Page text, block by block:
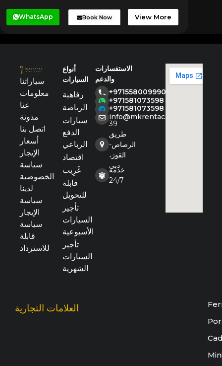
WhatsApp Book Now View More
سياراتنا
معلومات
عنا
مدونة
اتصل بنا
أسعار
الإيجار
سياسة
الخصوصية
لدينا
سياسة
الإيجار
سياسة
قابلة
للاسترداد
أنواع
السيارات
رفاهية
الرياضة
سيارات
الدفع
الرباعي
اقتصاد
غَرِيب
قابلة
للتحويل
تأجير
السيارات
الأسبوعية
تأجير
السيارات
الشهرية
الاستفسارات
والدعم
+971558009990
+971581073598
+971581073598
info@mkrentacar.com
39
طريق
الرصاص-
القوز،
دبي
خدمة
24/7
العلامات التجارية